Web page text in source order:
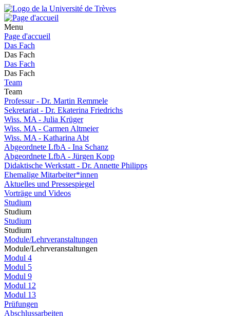
Menu
Page d'accueil
Das Fach
Das Fach
Das Fach
Das Fach
Team
Team
Professur - Dr. Martin Remmele
Sekretariat - Dr. Ekaterina Friedrichs
Wiss. MA - Julia Krüger
Wiss. MA - Carmen Altmeier
Wiss. MA - Katharina Abt
Abgeordnete LfbA - Ina Schanz
Abgeordnete LfbA - Jürgen Kopp
Didaktische Werkstatt - Dr. Annette Philipps
Ehemalige Mitarbeiter*innen
Aktuelles und Pressespiegel
Vorträge und Videos
Studium
Studium
Studium
Studium
Module/Lehrveranstaltungen
Module/Lehrveranstaltungen
Modul 4
Modul 5
Modul 9
Modul 12
Modul 13
Prüfungen
Abschlussarbeiten